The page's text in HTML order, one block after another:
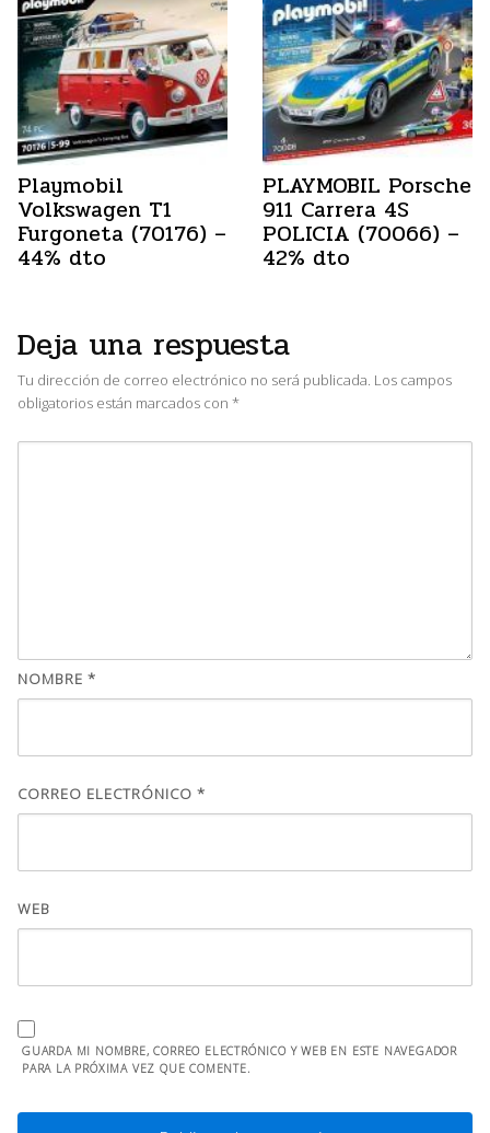
Playmobil
Volkswagen T1
Furgoneta (70176) –
44% dto
PLAYMOBIL Porsche
911 Carrera 4S
POLICIA (70066) –
42% dto
Deja una respuesta
Tu dirección de correo electrónico no será publicada. Los campos
obligatorios están marcados con *
NOMBRE *
CORREO ELECTRÓNICO *
WEB
GUARDA MI NOMBRE, CORREO ELECTRÓNICO Y WEB EN ESTE NAVEGADOR
PARA LA PRÓXIMA VEZ QUE COMENTE.